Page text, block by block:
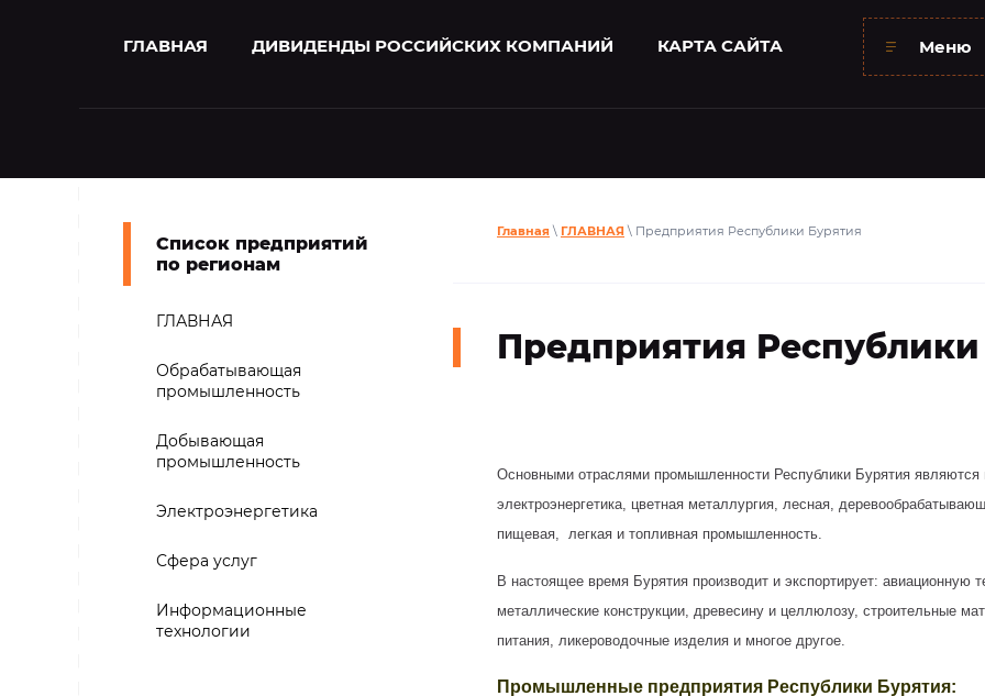
ГЛАВНАЯ ДИВИДЕНДЫ РОССИЙСКИХ КОМПАНИЙ КАРТА САЙТА Меню
Список предприятий
по регионам
ГЛАВНАЯ
Обрабатывающая
промышленность
Добывающая
промышленность
Электроэнергетика
Сфера услуг
Информационные
технологии
Главная \ ГЛАВНАЯ \ Предприятия Республики Бурятия
Предприятия
Основными отраслями промышленности Республики Бурятия являются
электроэнергетика, цветная металлургия, лесная,
пищевая, легкая и топливная промышленность.
В настоящее время Бурятия производит и экспортирует: авиационную
металлические конструкции, древесину и целлюлозу, строительные
питания, ликероводочные изделия и многое другое.
Промышленные предприятия Республики Бурятия: